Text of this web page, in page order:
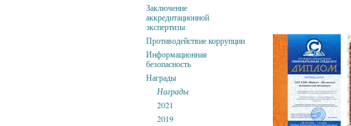
Заключение
аккредитационной
экспертизы
Противодействие коррупции
Информационная
безопасность
Награды
Награды
2021
2019